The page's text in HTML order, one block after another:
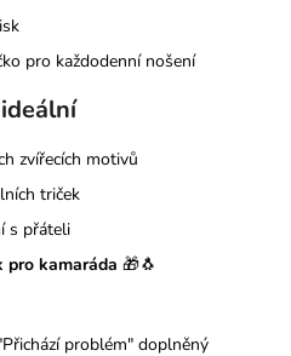
pro každodenní nošení
zvířecích motivů
triček
s přáteli
kamaráda 🎁🐧
problém" doplněný